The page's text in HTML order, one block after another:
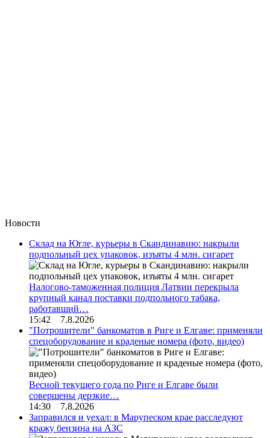
Новости
Склад на Югле, курьеры в Скандинавию: накрыли
подпольный цех упаковок, изъяты 4 млн. сигарет
Налогово-таможенная полиция Латвии перекрыла
крупный канал поставки подпольного табака,
работавший…
15:42 7.8.2026
"Потрошители" банкоматов в Риге и Елгаве: применяли
спецоборудование и краденые номера (фото, видео)
Весной текущего года по Риге и Елгаве были
совершены дерзкие…
14:30 7.8.2026
Заправился и уехал: в Марупеском крае расследуют
кражу бензина на АЗС